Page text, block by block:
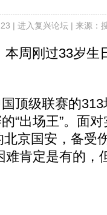
| 进入复兴论坛| 来源：
周刚过33岁生
级联赛的313
“出场王”。面
京国安，备受
难肯定是有的，